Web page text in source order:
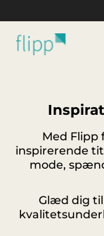
Med Flipp
inspirerende
mode,
Glæd dig